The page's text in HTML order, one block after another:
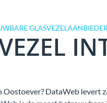
Oostoever? DataWeb levert